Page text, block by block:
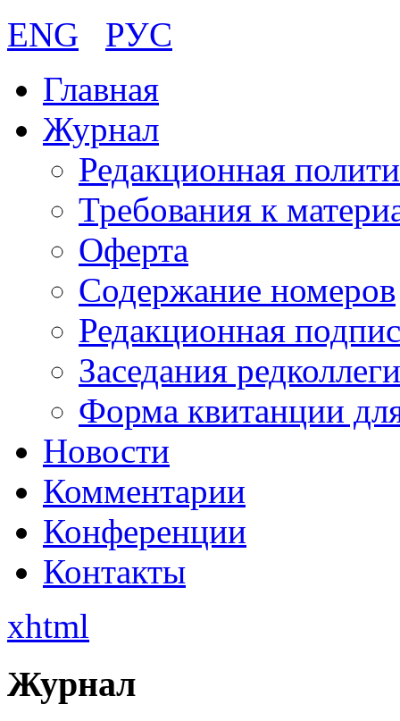
ENG
РУС
Главная
Журнал
Редакционная
Требования к
Оферта
Содержание номеров
Редакционная
Заседания
Форма квитанции
Новости
Комментарии
Конференции
Контакты
xhtml
Журнал